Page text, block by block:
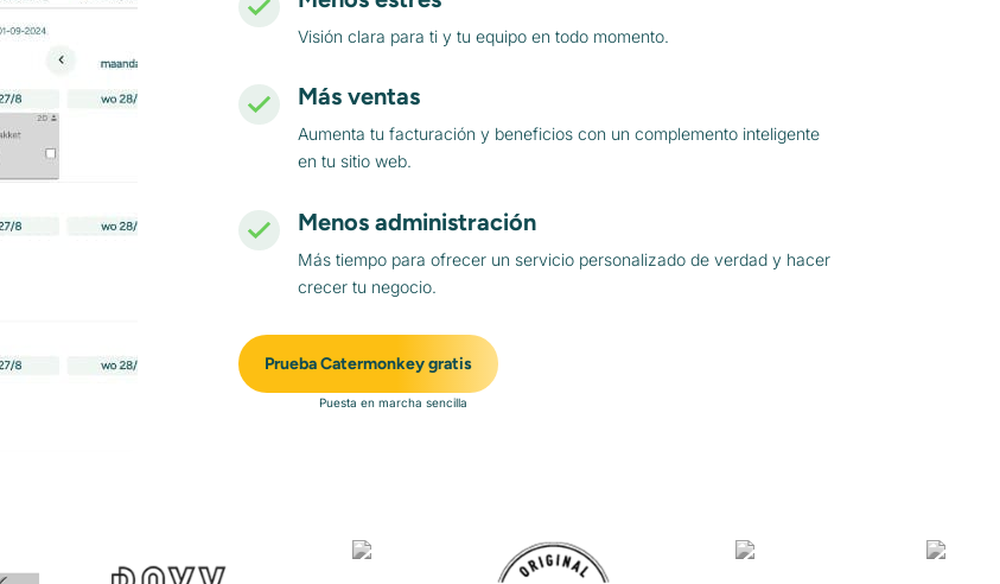
Visión clara para ti y tu equipo en todo momento.
Más ventas
Aumenta tu facturación y beneficios con un complemento inteligente
en tu sitio web.
Menos administración
Más tiempo para ofrecer un servicio personalizado de verdad y hacer
crecer tu negocio.
Prueba Catermonkey gratis
Puesta en marcha sencilla